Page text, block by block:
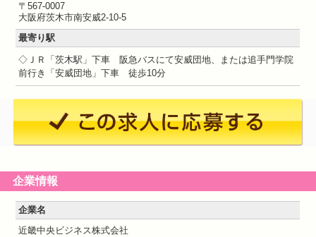
〒567-0007
大阪府茨木市南安威2-10-5
最寄り駅
◇ＪＲ「茨木駅」下車 阪急バスにて安威団地、または追手門学院
前行き「安威団地」下車 徒歩10分
企業情報
企業名
近畿中央ビジネス株式会社